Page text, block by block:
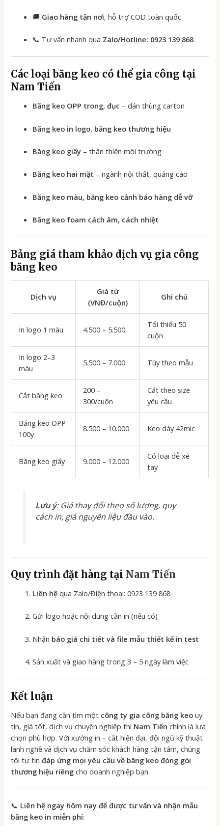
🚚 Giao hàng tận nơi, hỗ trợ COD toàn quốc
📞 Tư vấn nhanh qua Zalo/Hotline: 0923 139 868
Các loại băng keo có thể gia công tại
Nam Tiến
Băng keo OPP trong, đục – dán thùng carton
Băng keo in logo, băng keo thương hiệu
Băng keo giấy – thân thiện môi trường
Băng keo hai mặt – ngành nội thất, quảng cáo
Băng keo màu, băng keo cảnh báo hàng dễ vỡ
Băng keo foam cách âm, cách nhiệt
Bảng giá tham khảo dịch vụ gia công
băng keo
Dịch vụ
Giá từ
(VNĐ/cuộn)
Ghi chú
In logo 1 màu 4.500 – 5.500
Tối thiểu 50
cuộn
In logo 2–3
màu
5.500 – 7.000 Tùy theo mẫu
Cắt băng keo
200 –
300/cuộn
Cắt theo size
yêu cầu
Băng keo OPP
100y
8.500 – 10.000 Keo dày 42mic
Băng keo giấy 9.000 – 12.000
Có loại dễ xé
tay
Lưu ý: Giá thay đổi theo số lượng, quy
cách in, giá nguyên liệu đầu vào.
Quy trình đặt hàng tại Nam Tiến
Liên hệ qua Zalo/Điện thoại: 0923 139 868
Gửi logo hoặc nội dung cần in (nếu có)
Nhận báo giá chi tiết và file mẫu thiết kế in test
Sản xuất và giao hàng trong 3 – 5 ngày làm việc
Kết luận
Nếu bạn đang cần tìm một công ty gia công băng keo uy
tín, giá tốt, dịch vụ chuyên nghiệp thì Nam Tiến chính là lựa
chọn phù hợp. Với xưởng in – cắt hiện đại, đội ngũ kỹ thuật
lành nghề và dịch vụ chăm sóc khách hàng tận tâm, chúng
tôi tự tinđáp ứng mọi yêu cầu về băng keo đóng gói
thương hiệu riêng cho doanh nghiệp bạn.
📞 Liên hệ ngay hôm nay để được tư vấn và nhận mẫu
băng keo in miễn phí: